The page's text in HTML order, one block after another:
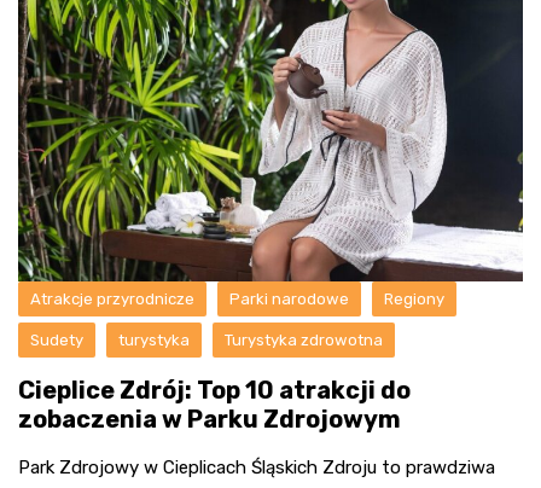
Atrakcje przyrodnicze Parki narodowe Regiony
Sudety turystyka Turystyka zdrowotna
Cieplice Zdrój: Top 10 atrakcji do
zobaczenia w Parku Zdrojowym
Park Zdrojowy w Cieplicach Śląskich Zdroju to prawdziwa